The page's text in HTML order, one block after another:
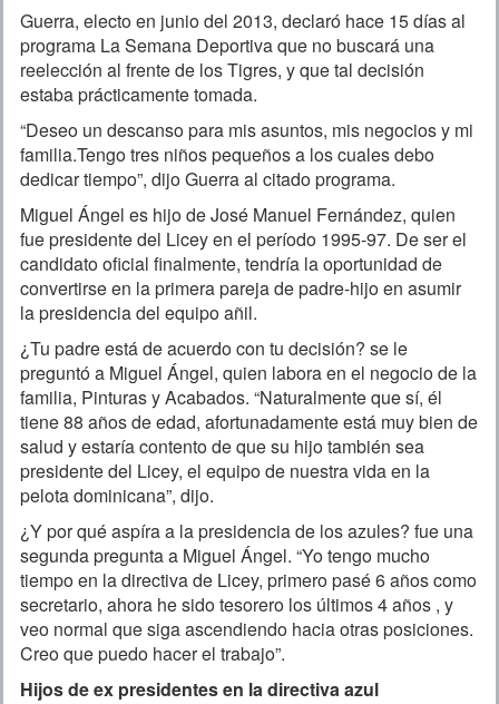
Guerra, electo en junio del 2013, declaró hace 15 días al
programa La Semana Deportiva que no buscará una
reelección al frente de los Tigres, y que tal decisión
estaba prácticamente tomada.
“Deseo un descanso para mis asuntos, mis negocios y mi
familia.Tengo tres niños pequeños a los cuales debo
dedicar tiempo”, dijo Guerra al citado programa.
Miguel Ángel es hijo de José Manuel Fernández, quien
fue presidente del Licey en el período 1995-97. De ser el
candidato oficial finalmente, tendría la oportunidad de
convertirse en la primera pareja de padre-hijo en asumir
la presidencia del equipo añil.
¿Tu padre está de acuerdo con tu decisión? se le
preguntó a Miguel Ángel, quien labora en el negocio de la
familia, Pinturas y Acabados. “Naturalmente que sí, él
tiene 88 años de edad, afortunadamente está muy bien de
salud y estaría contento de que su hijo también sea
presidente del Licey, el equipo de nuestra vida en la
pelota dominicana”, dijo.
¿Y por qué aspíra a la presidencia de los azules? fue una
segunda pregunta a Miguel Ángel. “Yo tengo mucho
tiempo en la directiva de Licey, primero pasé 6 años como
secretario, ahora he sido tesorero los últimos 4 años , y
veo normal que siga ascendiendo hacia otras posiciones.
Creo que puedo hacer el trabajo”.
Hijos de ex presidentes en la directiva azul